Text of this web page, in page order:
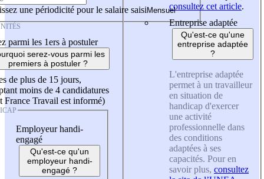
une périodicité pour le salaire saisi
parmi les 1ers à postuler
serez-vous parmi les
premiers à postuler ?
de plus de 15 jours,
moins de 4 candidatures
France Travail est informé)
Employeur handi-
engagé
Qu'est-ce qu'un
employeur handi-
engagé ?
consultez cet article.
Entreprise adaptée
Qu'est-ce qu'une
entreprise adaptée
?
L'entreprise adaptée
permet à un travailleur
en situation de
handicap d'exercer
une activité
professionnelle dans
des conditions
adaptées à ses
capacités. Pour en
savoir plus, consultez